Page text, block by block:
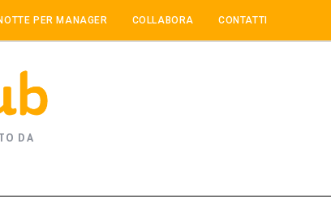
PER MANAGER COLLABORA CONTATTI
DA